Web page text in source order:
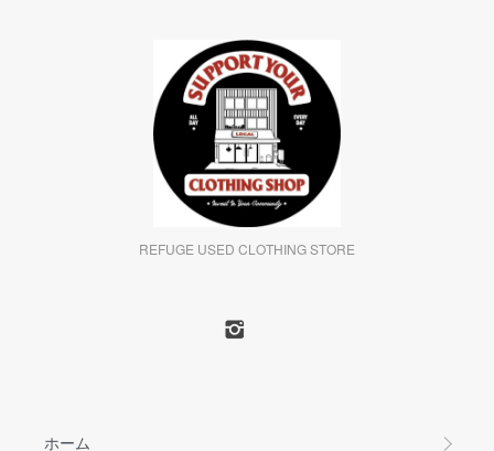
REFUGE USED CLOTHING STORE
ホーム